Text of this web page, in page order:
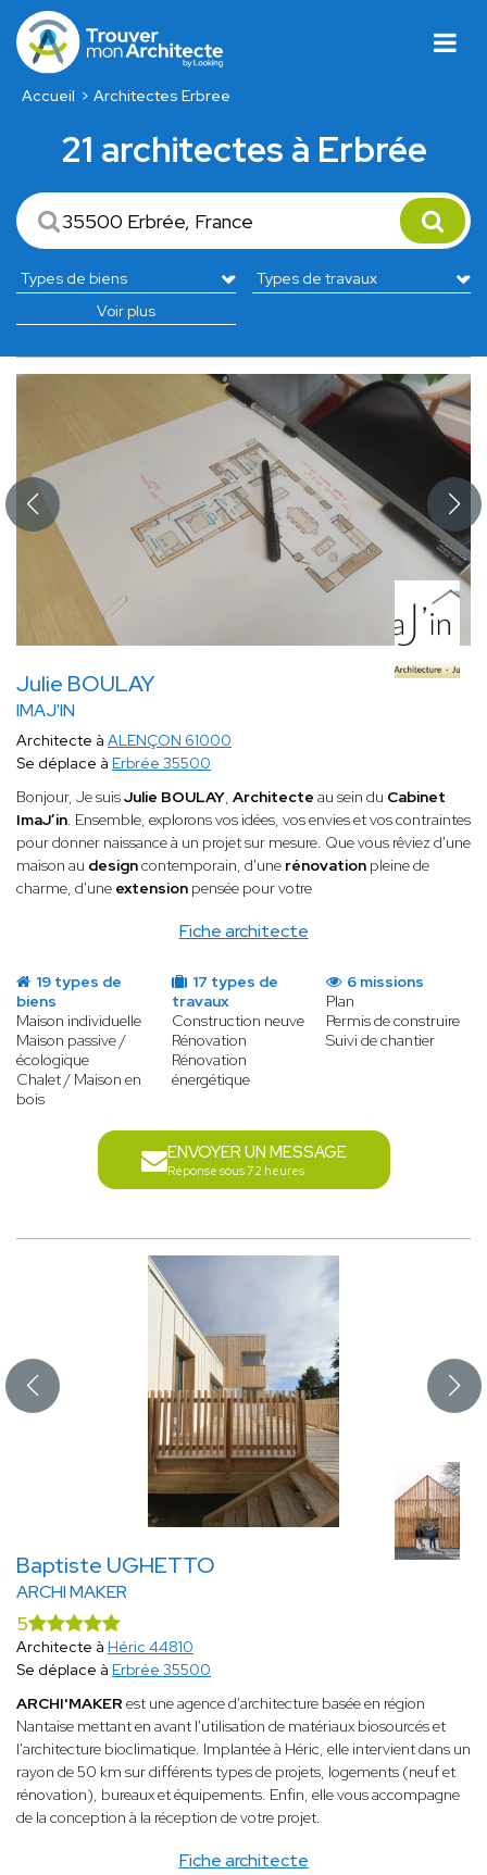
Accueil Architectes Erbree
21 architectes à Erbrée
Voir plus
Julie BOULAY
IMAJ'IN
Fiche architecte
Architecte à ALENÇON 61000
Se déplace à Erbrée 35500
Bonjour, Je suisJulie BOULAY, Architecte au sein du Cabinet
ImaJ’in. Ensemble, explorons vos idées, vos envies et vos contraintes
pour donner naissance à un projet sur mesure. Que vous rêviez d'une
maison au designcontemporain, d'une rénovation pleine de
charme, d'une extension pensée pour votre
19 types de
biens
Maison individuelle
Maison passive /
écologique
Chalet / Maison en
bois
17 types de
travaux
Construction neuve
Rénovation
Rénovation
énergétique
6 missions
Plan
Permis de construire
Suivi de chantier
ENVOYER UN MESSAGE
Réponse sous 72 heures
Baptiste UGHETTO
ARCHI MAKER
Fiche architecte
5
Architecte à Héric 44810
Se déplace à Erbrée 35500
ARCHI'MAKER est une agence d'architecture basée en région
Nantaise mettant en avant l'utilisation de matériaux biosourcés et
l'architecture bioclimatique. Implantée à Héric, elle intervient dans un
rayon de 50 km sur différents types de projets, logements (neuf et
rénovation), bureaux et équipements. Enfin, elle vous accompagne
de la conception à la réception de votre projet.